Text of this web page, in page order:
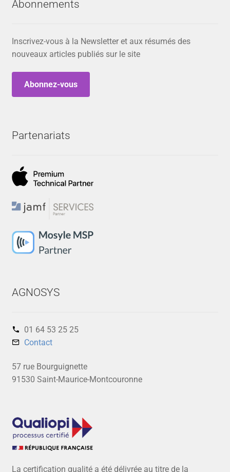
Abonnements
Inscrivez-vous à la Newsletter et aux résumés des
nouveaux articles publiés sur le site
Abonnez-vous
Partenariats
AGNOSYS
01 64 53 25 25‬
Contact
57 rue Bourguignette
91530 Saint-Maurice-Montcouronne
La certification qualité a été délivrée au titre de la